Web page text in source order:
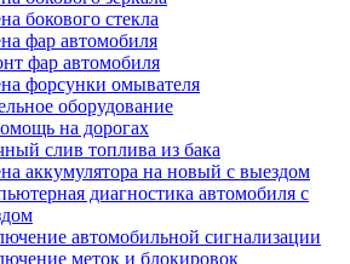
бокового стекла
фар автомобиля
фар автомобиля
форсунки омывателя
оборудование
на дорогах
слив топлива из бака
аккумулятора на новый с выездом
диагностика автомобиля с
автомобильной сигнализации
меток и блокировок